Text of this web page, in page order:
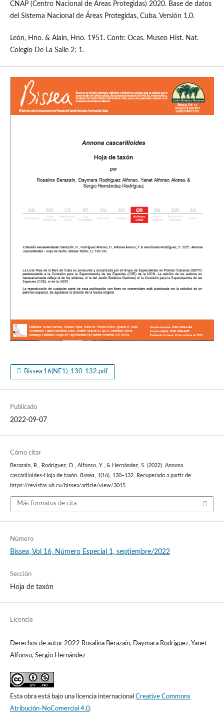
CNAP (Centro Nacional de Áreas Protegidas) 2020. Base de datos
del Sistema Nacional de Áreas Protegidas, Cuba. Versión 1.0.
León, Hno. & Alain, Hno. 1951. Contr. Ocas. Museo Hist. Nat.
Colegio De La Salle 2: 1.
Bissea 16(NE1)_130-132.pdf
Publicado
2022-09-07
Cómo citar
Berazaín, R., Rodríguez, D., Alfonso, Y., & Hernández, S. (2022). Annona
cascarilloides-Hoja de taxón. Bissea, 1(16), 130–132. Recuperado a partir de
https://revistas.uh.cu/bissea/article/view/3015
Más formatos de cita
Número
Bissea, Vol 16, Número Especial 1, septiembre/2022
Sección
Hoja de taxón
Licencia
Derechos de autor 2022 Rosalina Berazaín, Daymara Rodríguez, Yanet
Alfonso, Sergio Hernández
Esta obra está bajo una licencia internacional Creative Commons
Atribución-NoComercial 4.0.